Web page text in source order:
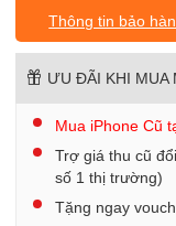
Thông tin bảo
ƯU ĐÃI KHI MUA
Mua iPhone Cũ
Trợ giá thu cũ
số 1 thị trường)
Tặng ngay